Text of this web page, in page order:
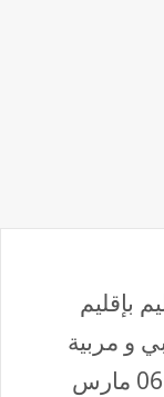
بإقليم
توظيف 40 مربي و مربية
التعليم الأولي أخر أجل للتسجيل 06 مارس